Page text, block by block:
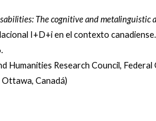
The cognitive and metalinguistic
I+D+i en el contexto canadiense.
Humanities Research Council,
Canadá)